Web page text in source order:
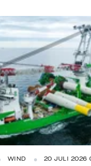
WIND 20 JULI 2026